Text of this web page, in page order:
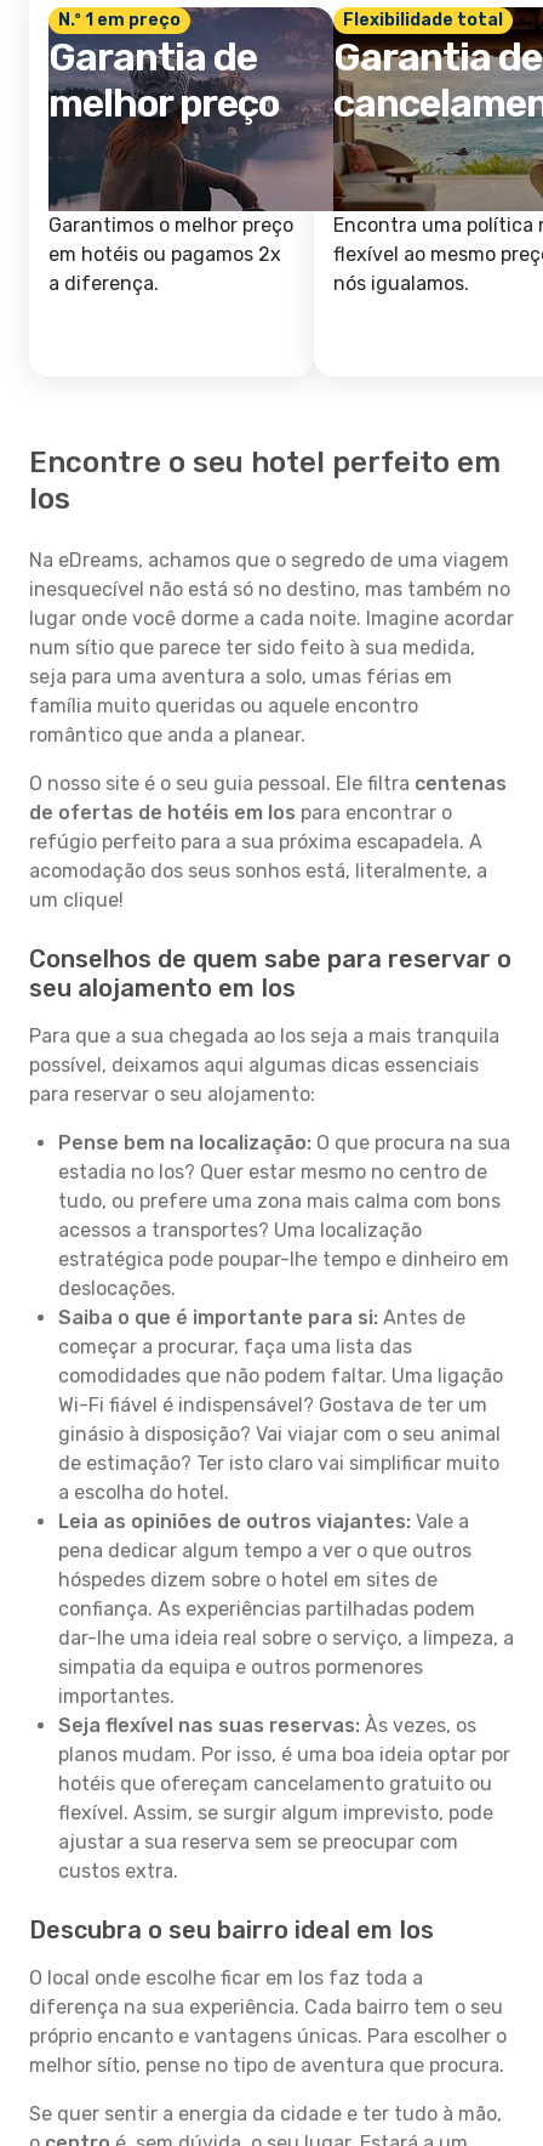
N.º 1 em preço
Garantia de
melhor preço
Garantimos o melhor preço
em hotéis ou pagamos 2x
a diferença.
Flexibilidade total
Garantia de
Encontra uma política
flexível ao mesmo
nós igualamos.
Encontre o seu hotel perfeito em
Ios
Na eDreams, achamos que o segredo de uma viagem
inesquecível não está só no destino, mas também no
lugar onde você dorme a cada noite. Imagine acordar
num sítio que parece ter sido feito à sua medida,
seja para uma aventura a solo, umas férias em
família muito queridas ou aquele encontro
romântico que anda a planear.
O nosso site é o seu guia pessoal. Ele filtra centenas
de ofertas de hotéis em Ios para encontrar o
refúgio perfeito para a sua próxima escapadela. A
acomodação dos seus sonhos está, literalmente, a
um clique!
Conselhos de quem sabe para reservar o
seu alojamento em Ios
Para que a sua chegada ao Ios seja a mais tranquila
possível, deixamos aqui algumas dicas essenciais
para reservar o seu alojamento:
Pense bem na localização: O que procura na sua
estadia no Ios? Quer estar mesmo no centro de
tudo, ou prefere uma zona mais calma com bons
acessos a transportes? Uma localização
estratégica pode poupar-lhe tempo e dinheiro em
deslocações.
Saiba o que é importante para si: Antes de
começar a procurar, faça uma lista das
comodidades que não podem faltar. Uma ligação
Wi-Fi fiável é indispensável? Gostava de ter um
ginásio à disposição? Vai viajar com o seu animal
de estimação? Ter isto claro vai simplificar muito
a escolha do hotel.
Leia as opiniões de outros viajantes: Vale a
pena dedicar algum tempo a ver o que outros
hóspedes dizem sobre o hotel em sites de
confiança. As experiências partilhadas podem
dar-lhe uma ideia real sobre o serviço, a limpeza, a
simpatia da equipa e outros pormenores
importantes.
Seja flexível nas suas reservas: Às vezes, os
planos mudam. Por isso, é uma boa ideia optar por
hotéis que ofereçam cancelamento gratuito ou
flexível. Assim, se surgir algum imprevisto, pode
ajustar a sua reserva sem se preocupar com
custos extra.
Descubra o seu bairro ideal em Ios
O local onde escolhe ficar em Ios faz toda a
diferença na sua experiência. Cada bairro tem o seu
próprio encanto e vantagens únicas. Para escolher o
melhor sítio, pense no tipo de aventura que procura.
Se quer sentir a energia da cidade e ter tudo à mão,